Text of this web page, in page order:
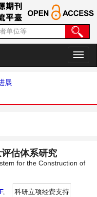
切
换
展
估体系研究
for the Construction of
,
科研立项经费支持